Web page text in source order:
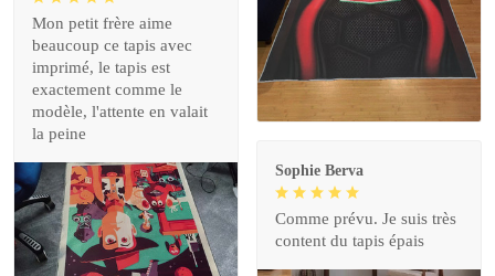
Mon petit frère aime
beaucoup ce tapis avec
imprimé, le tapis est
exactement comme le
modèle, l'attente en valait
la peine
Sophie Berva
Comme prévu. Je suis très
content du tapis épais